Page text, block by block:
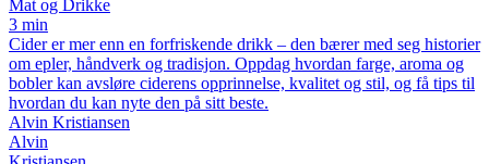
Mat og Drikke
3 min
Cider er mer enn en forfriskende drikk – den bærer med seg historier
om epler, håndverk og tradisjon. Oppdag hvordan farge, aroma og
bobler kan avsløre ciderens opprinnelse, kvalitet og stil, og få tips til
hvordan du kan nyte den på sitt beste.
Alvin Kristiansen
Alvin